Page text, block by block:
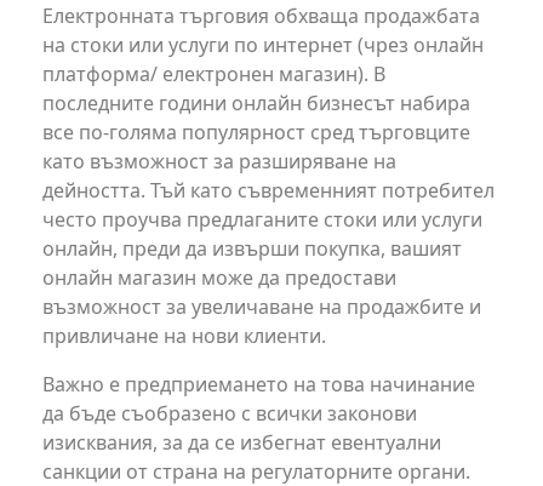
Електронната търговия обхваща продажбата
на стоки или услуги по интернет (чрез онлайн
платформа/ електронен магазин). В
последните години онлайн бизнесът набира
все по-голяма популярност сред търговците
като възможност за разширяване на
дейността. Тъй като съвременният потребител
често проучва предлаганите стоки или услуги
онлайн, преди да извърши покупка, вашият
онлайн магазин може да предостави
възможност за увеличаване на продажбите и
привличане на нови клиенти.
Важно е предприемането на това начинание
да бъде съобразено с всички законови
изисквания, за да се избегнат евентуални
санкции от страна на регулаторните органи.